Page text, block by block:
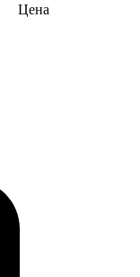
Цена